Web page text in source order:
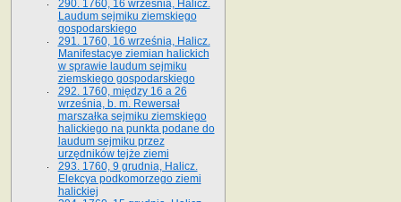
290. 1760, 16 września, Halicz.
Laudum sejmiku ziemskiego
gospodarskiego
291. 1760, 16 września, Halicz.
Manifestacye ziemian halickich
w sprawie laudum sejmiku
ziemskiego gospodarskiego
292. 1760, między 16 a 26
września, b. m. Rewersał
marszałka sejmiku ziemskiego
halickiego na punkta podane do
laudum sejmiku przez
urzędników tejże ziemi
293. 1760, 9 grudnia, Halicz.
Elekcya podkomorzego ziemi
halickiej